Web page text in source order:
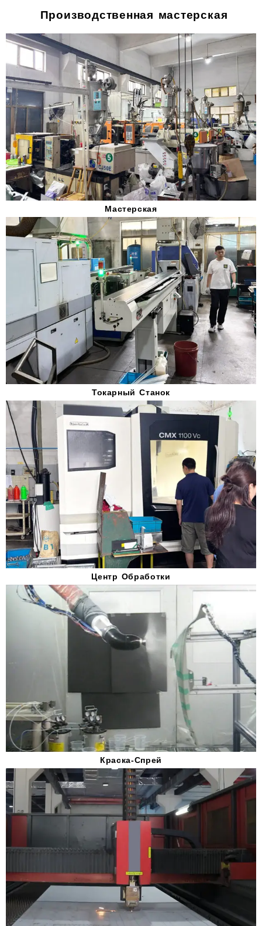
Производственная мастерская
Мастерская
Токарный Станок
Центр Обработки
Краска-Спрей